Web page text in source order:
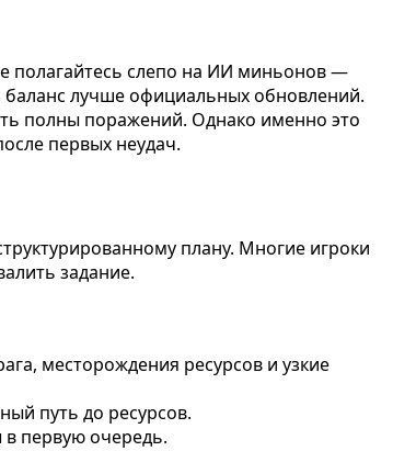
полагайтесь слепо на ИИ миньонов —
баланс лучше официальных обновлений.
полны поражений. Однако именно это
первых неудач.
плану. Многие игроки
задание.
месторождения ресурсов и узкие
путь до ресурсов.
первую очередь.